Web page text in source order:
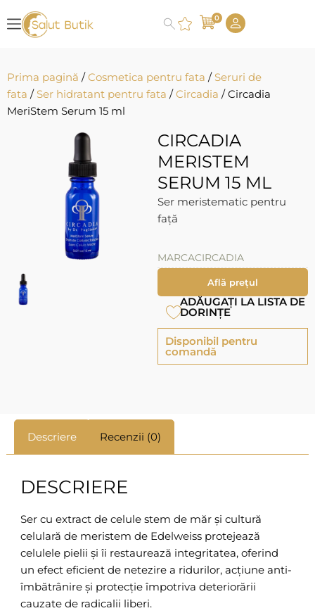
0
Prima pagină /Cosmetica pentru fata / Seruri de
fata / Ser hidratant pentru fata /Circadia / Circadia
MeriStem Serum 15 ml
CIRCADIA
MERISTEM
SERUM 15 ML
Ser meristematic pentru
față
MARCACIRCADIA
Află prețul
ADĂUGAȚI LA LISTA DE
DORINȚE
Disponibil pentru
comandă
Descriere Recenzii (0)
DESCRIERE
Ser cu extract de celule stem de măr și cultură
celulară de meristem de Edelweiss protejează
celulele pielii și îi restaurează integritatea, oferind
un efect eficient de netezire a ridurilor, acțiune anti-
îmbătrânire și protecție împotriva deteriorării
cauzate de radicalii liberi.